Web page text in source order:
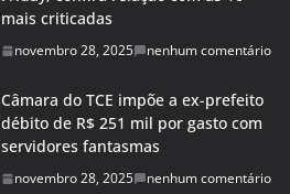
mais criticadas
novembro 28, 2025 nenhum comentário
Câmara do TCE impõe a ex-prefeito
débito de R$ 251 mil por gasto com
servidores fantasmas
novembro 28, 2025 nenhum comentário